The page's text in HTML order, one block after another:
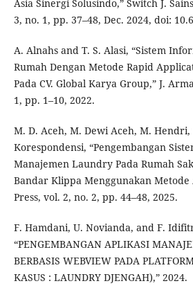
Asia Sinergi Solusindo,” Switch J.
3, no. 1, pp. 37–48, Dec. 2024, doi:
A. Alnahs and T. S. Alasi, “Sistem
Rumah Dengan Metode Rapid
Pada CV. Global Karya Group,” J.
1, pp. 1–10, 2022.
M. D. Aceh, M. Dewi Aceh, M. Hendri,
Korespondensi, “Pengembangan
Manajemen Laundry Pada Rumah
Bandar Klippa Menggunakan Metode
Press, vol. 2, no. 2, pp. 44–48, 2025.
F. Hamdani, U. Novianda, and F.
“PENGEMBANGAN APLIKASI
BERBASIS WEBVIEW PADA
KASUS : LAUNDRY DJENGAH),” 2024.